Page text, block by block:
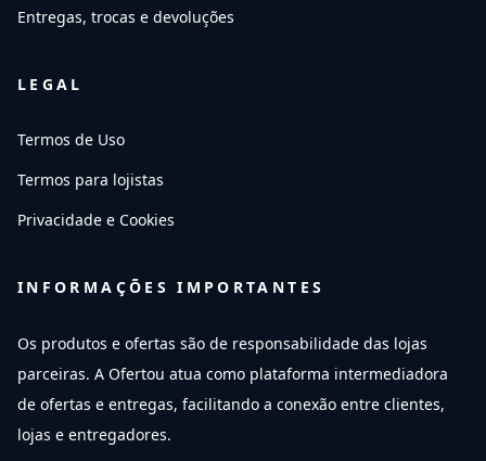
Entregas, trocas e devoluções
LEGAL
Termos de Uso
Termos para lojistas
Privacidade e Cookies
INFORMAÇÕES IMPORTANTES
Os produtos e ofertas são de responsabilidade das lojas
parceiras. A Ofertou atua como plataforma intermediadora
de ofertas e entregas, facilitando a conexão entre clientes,
lojas e entregadores.